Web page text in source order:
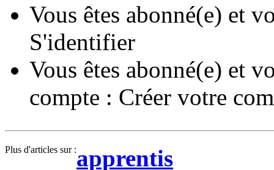
Vous êtes abonné(e) et
S'identifier
Vous êtes abonné(e) et
compte : Créer votre
Plus d'articles sur :apprentis